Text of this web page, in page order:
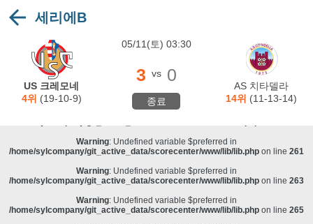
Warning
/home/sylcompany/git_active_data/scorecenter/www/lib/lib.php
Deprecated: stristr(): Passing null to parameter #1 ($haystack) of type string is
deprecated in /home/sylcompany/git_active_data/scorecenter/www/lib/lib.php
Warning
: Undefined variable $preferred in
/home/sylcompany/git_active_data/scorecenter/www/lib/lib.php on line 257
: Undefined variable $preferred in
Warning: Undefined variable $preferred in
/home/sylcompany/git_active_data/scorecenter/www/lib/lib.php on line 261
Warning: Undefined variable $preferred in
/home/sylcompany/git_active_data/scorecenter/www/lib/lib.php on line 263
Warning: Undefined variable $preferred in
/home/sylcompany/git_active_data/scorecenter/www/lib/lib.php on line 265
세리에B
US 크레모네
4위 (19-10-9)
05/11(토) 03:30
3 vs 0
종료
AS 치타델라
14위 (11-13-14)